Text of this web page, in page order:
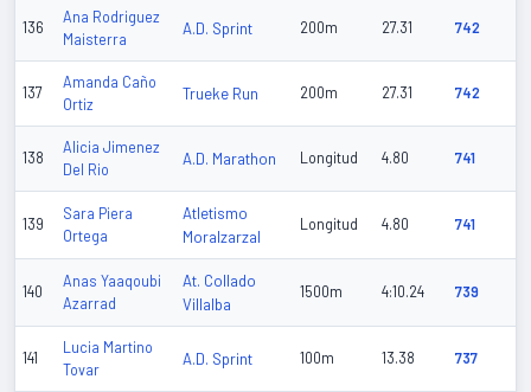
136
Ana Rodriguez
Maisterra
A.D. Sprint 200m 27.31 742
137
Amanda Caño
Ortiz
Trueke Run 200m 27.31 742
138
Alicia Jimenez
Del Rio
A.D. Marathon Longitud 4.80 741
139
Sara Piera
Ortega
Atletismo
Moralzarzal
Longitud 4.80 741
140
Anas Yaaqoubi
Azarrad
At. Collado
Villalba
1500m 4:10.24 739
141
Lucia Martino
Tovar
A.D. Sprint 100m 13.38 737